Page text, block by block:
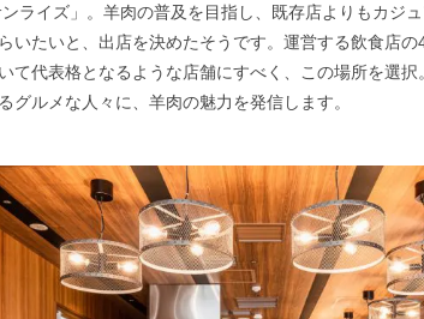
ライズ」。羊肉の普及を目指し、既存店よりもカジ
いたいと、出店を決めたそうです。運営する飲食店
て代表格となるような店舗にすべく、この場所を選
グルメな人々に、羊肉の魅力を発信します。